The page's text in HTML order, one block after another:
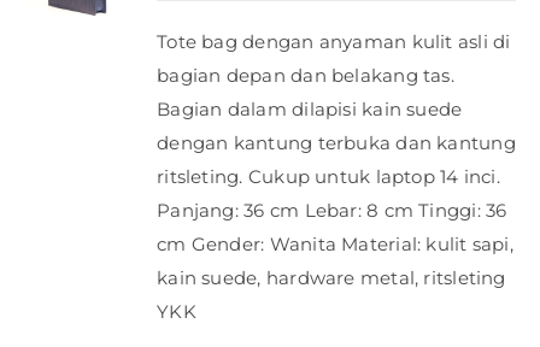
Tote bag dengan anyaman kulit asli di
bagian depan dan belakang tas.
Bagian dalam dilapisi kain suede
dengan kantung terbuka dan kantung
ritsleting. Cukup untuk laptop 14 inci.
Panjang: 36 cm Lebar: 8 cm Tinggi: 36
cm Gender: Wanita Material: kulit sapi,
kain suede, hardware metal, ritsleting
YKK